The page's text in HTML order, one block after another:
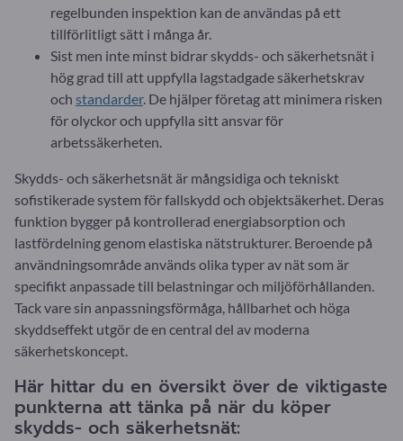
regelbunden inspektion kan de användas på ett
tillförlitligt sätt i många år.
Sist men inte minst bidrar skydds- och säkerhetsnät i
hög grad till att uppfylla lagstadgade säkerhetskrav
och standarder. De hjälper företag att minimera risken
för olyckor och uppfylla sitt ansvar för
arbetssäkerheten.
Skydds- och säkerhetsnät är mångsidiga och tekniskt
sofistikerade system för fallskydd och objektsäkerhet. Deras
funktion bygger på kontrollerad energiabsorption och
lastfördelning genom elastiska nätstrukturer. Beroende på
användningsområde används olika typer av nät som är
specifikt anpassade till belastningar och miljöförhållanden.
Tack vare sin anpassningsförmåga, hållbarhet och höga
skyddseffekt utgör de en central del av moderna
säkerhetskoncept.
Här hittar du en översikt över de viktigaste
punkterna att tänka på när du köper
skydds- och säkerhetsnät: